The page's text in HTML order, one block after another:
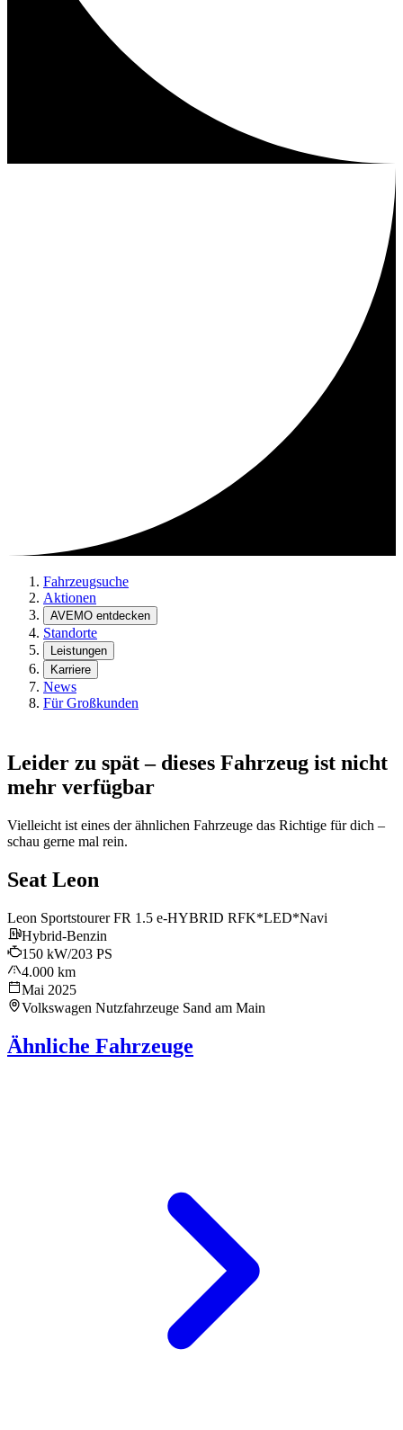
Fahrzeugsuche
Aktionen
AVEMO entdecken
Standorte
Leistungen
Karriere
News
Für Großkunden
Leider zu spät – dieses Fahrzeug ist nicht
mehr verfügbar
Vielleicht ist eines der ähnlichen Fahrzeuge das Richtige für dich –
schau gerne mal rein.
Seat Leon
Leon Sportstourer FR 1.5 e-HYBRID RFK*LED*Navi
Hybrid-Benzin
150 kW/203 PS
4.000 km
Mai 2025
Volkswagen Nutzfahrzeuge Sand am Main
Ähnliche Fahrzeuge